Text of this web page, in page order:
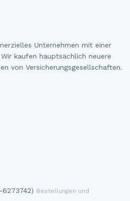
Unternehmen mit einer
kaufen hauptsächlich neuere
von Versicherungsgesellschaften.
Bestellungen und